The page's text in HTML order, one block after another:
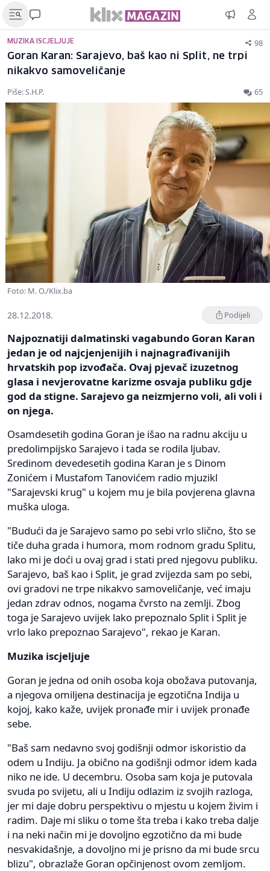
MUZIKA ISCJELJUJE 98
Goran Karan: Sarajevo, baš kao ni Split, ne trpi
nikakvo samoveličanje
Piše: S.H.P. 65
Foto: M. O./Klix.ba
28.12.2018. Podijeli
Najpoznatiji dalmatinski vagabundo Goran Karan
jedan je od najcjenjenijih i najnagrađivanijih
hrvatskih pop izvođača. Ovaj pjevač izuzetnog
glasa i nevjerovatne karizme osvaja publiku gdje
god da stigne. Sarajevo ga neizmjerno voli, ali voli i
on njega.
Osamdesetih godina Goran je išao na radnu akciju u
predolimpijsko Sarajevo i tada se rodila ljubav.
Sredinom devedesetih godina Karan je s Dinom
Zonićem i Mustafom Tanovićem radio mjuzikl
"Sarajevski krug" u kojem mu je bila povjerena glavna
muška uloga.
"Budući da je Sarajevo samo po sebi vrlo slično, što se
tiče duha grada i humora, mom rodnom gradu Splitu,
lako mi je doći u ovaj grad i stati pred njegovu publiku.
Sarajevo, baš kao i Split, je grad zvijezda sam po sebi,
ovi gradovi ne trpe nikakvo samoveličanje, već imaju
jedan zdrav odnos, nogama čvrsto na zemlji. Zbog
toga je Sarajevo uvijek lako prepoznalo Split i Split je
vrlo lako prepoznao Sarajevo", rekao je Karan.
Muzika iscjeljuje
Goran je jedna od onih osoba koja obožava putovanja,
a njegova omiljena destinacija je egzotična Indija u
kojoj, kako kaže, uvijek pronađe mir i uvijek pronađe
sebe.
"Baš sam nedavno svoj godišnji odmor iskoristio da
odem u Indiju. Ja obično na godišnji odmor idem kada
niko ne ide. U decembru. Osoba sam koja je putovala
svuda po svijetu, ali u Indiju odlazim iz svojih razloga,
jer mi daje dobru perspektivu o mjestu u kojem živim i
radim. Daje mi sliku o tome šta treba i kako treba dalje
i na neki način mi je dovoljno egzotično da mi bude
nesvakidašnje, a dovoljno mi je prisno da mi bude srcu
blizu", obrazlaže Goran opčinjenost ovom zemljom.